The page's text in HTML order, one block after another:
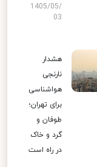
1405/05/
03
هشدار
نارنجی
هواشناسی
برای تهران؛
طوفان و
گرد و خاک
در راه است